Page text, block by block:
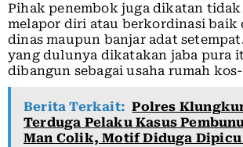
Pihak penembok juga dikatan
melapor diri atau berkordinasi baik
dinas maupun banjar adat
yang dulunya dikatakan jaba pura
dibangun sebagai usaha rumah
Berita Terkait: Polres
Terduga Pelaku Kasus
Man Colik, Motif Diduga